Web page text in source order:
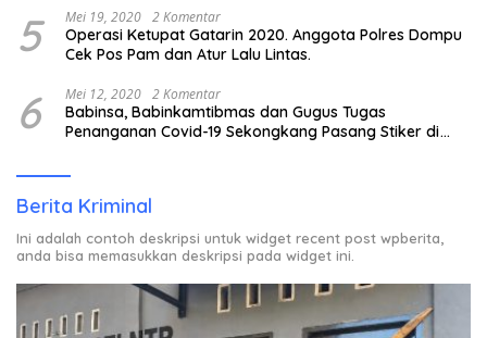
5 Mei 19, 2020 2 Komentar
Operasi Ketupat Gatarin 2020. Anggota Polres Dompu
Cek Pos Pam dan Atur Lalu Lintas.
6 Mei 12, 2020 2 Komentar
Babinsa, Babinkamtibmas dan Gugus Tugas
Penanganan Covid-19 Sekongkang Pasang Stiker di
Berita Kriminal
Ini adalah contoh deskripsi untuk widget recent post wpberita,
anda bisa memasukkan deskripsi pada widget ini.